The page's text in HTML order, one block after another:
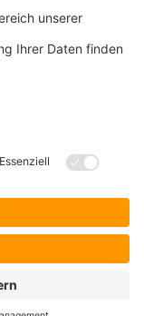
nur an Unternehmer,